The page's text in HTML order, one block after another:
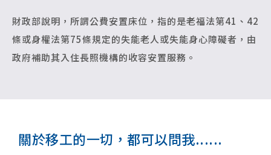
財政部說明，所謂公費安置床位，指的是老福法第41、42
條或身權法第75條規定的失能老人或失能身心障礙者，由
政府補助其入住長照機構的收容安置服務。
關於移工的一切，都可以問我......